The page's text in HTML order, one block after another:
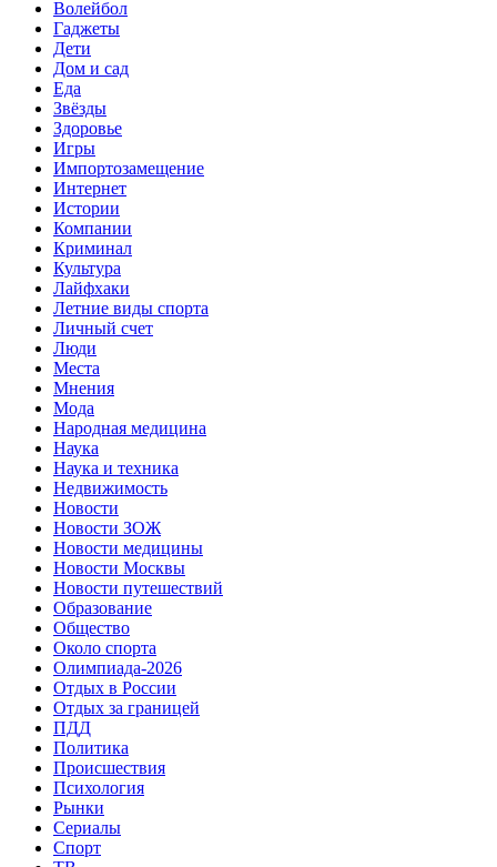
Волейбол
Гаджеты
Дети
Дом и сад
Еда
Звёзды
Здоровье
Игры
Импортозамещение
Интернет
Истории
Компании
Криминал
Культура
Лайфхаки
Летние виды спорта
Личный счет
Люди
Места
Мнения
Мода
Народная медицина
Наука
Наука и техника
Недвижимость
Новости
Новости ЗОЖ
Новости медицины
Новости Москвы
Новости путешествий
Образование
Общество
Около спорта
Олимпиада-2026
Отдых в России
Отдых за границей
ПДД
Политика
Происшествия
Психология
Рынки
Сериалы
Спорт